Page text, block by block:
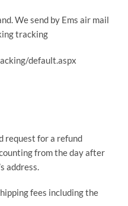
We send by Ems air mail
tracking
default.aspx
request for a refund
from the day after
address.
fees including the